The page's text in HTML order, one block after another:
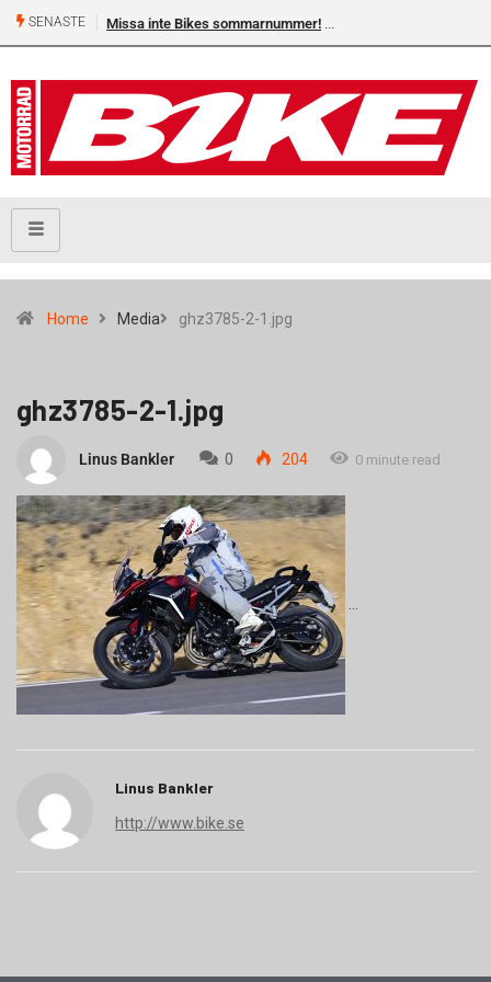
SENASTE Missa inte Bikes sommarnummer!
Home Media ghz3785-2-1.jpg
ghz3785-2-1.jpg
Linus Bankler 0 204 0 minute read
Linus Bankler
http://www.bike.se